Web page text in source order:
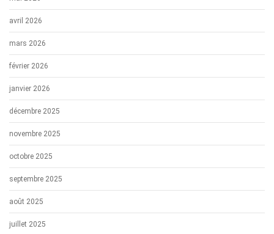
avril 2026
mars 2026
février 2026
janvier 2026
décembre 2025
novembre 2025
octobre 2025
septembre 2025
août 2025
juillet 2025